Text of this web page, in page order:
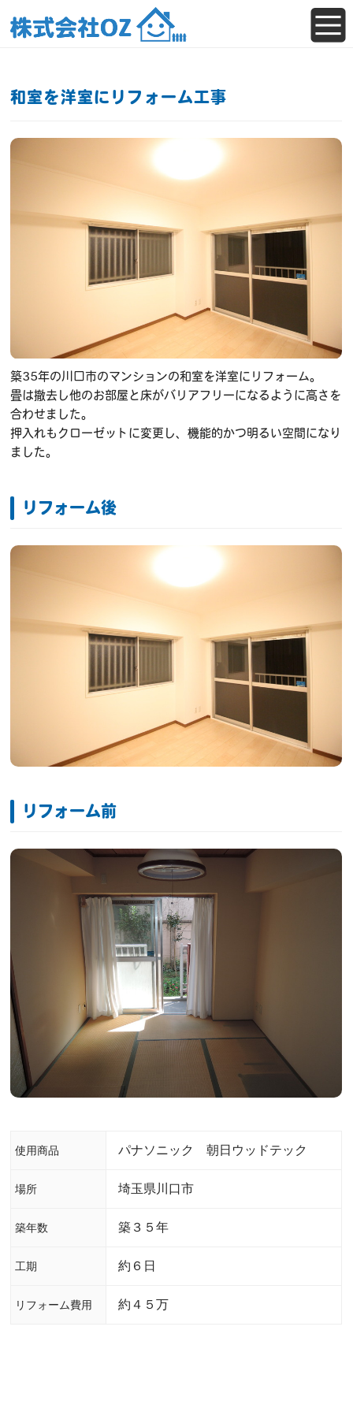
和室を洋室にリフォーム工事
築35年の川口市のマンションの和室を洋室にリフォーム。
畳は撤去し他のお部屋と床がバリアフリーになるように高さを
合わせました。
押入れもクローゼットに変更し、機能的かつ明るい空間になり
ました。
リフォーム後
リフォーム前
使用商品 パナソニック 朝日ウッドテック
場所 埼玉県川口市
築年数 築３５年
工期 約６日
リフォーム費用 約４５万